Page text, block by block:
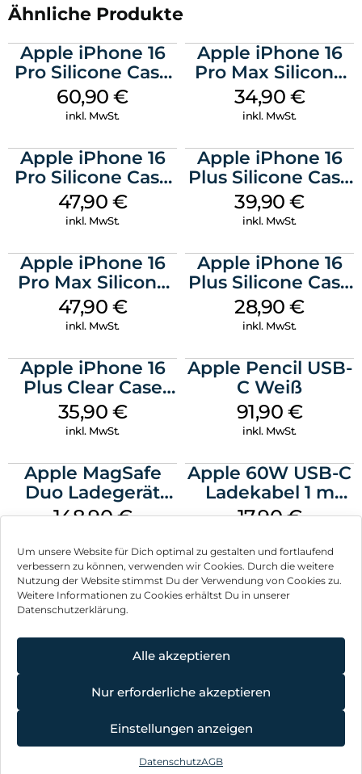
Um unsere Website für Dich optimal zu gestalten und fortlaufend
verbessern zu können, verwenden wir Cookies. Durch die weitere
Nutzung der Website stimmst Du der Verwendung von Cookies zu.
Weitere Informationen zu Cookies erhältst Du in unserer
Datenschutzerklärung.
Alle akzeptieren
Nur erforderliche akzeptieren
Einstellungen anzeigen
DatenschutzAGB
Ähnliche Produkte
Apple iPhone 16
Pro Silicone Case
MagSafe Stone
Gray
60,90€
inkl. MwSt.
Apple iPhone 16
Pro Max Silicone
Case MagSafe
Denim
34,90 €
inkl. MwSt.
Apple iPhone 16
Pro Silicone Case
MagSafe Denim
47,90 €
inkl. MwSt.
Apple iPhone 16
Plus Silicone Case
MagSafe Plum
39,90€
inkl. MwSt.
Apple iPhone 16
Pro Max Silicone
Case MagSafe
Black
47,90 €
inkl. MwSt.
Apple iPhone 16
Plus Silicone Case
MagSafe Black
28,90€
inkl. MwSt.
Apple iPhone 16
Plus Clear Case
MagSafe
Transparent
35,90 €
inkl. MwSt.
Apple Pencil USB-
C Weiß
91,90 €
inkl. MwSt.
Apple MagSafe
Duo Ladegerät
Weiß
148,90€
Apple 60W USB-C
Ladekabel 1 m
Weiß
17,90€
Vertrag widerrufen
Hinweis zur Batterieentsorgung
, Brodos AG – All Rights Reserved.